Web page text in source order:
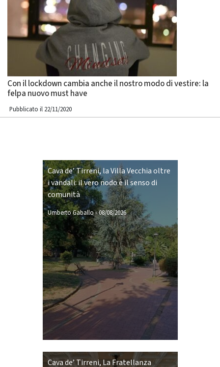
Con il lockdown cambia anche il nostro modo di vestire: la
felpa nuovo must have
Pubblicato il 22/11/2020
Cava de’ Tirreni, la Villa Vecchia oltre
i vandali: il vero nodo è il senso di
comunità
Umberto Gaballo-08/08/2026
Cava de’ Tirreni, La Fratellanza